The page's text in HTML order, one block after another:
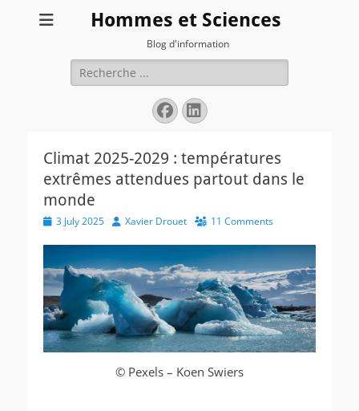
Hommes et Sciences
Blog d'information
Search
for:
Facebook
LinkedIn
Climat 2025-2029 : températures
extrêmes attendues partout dans le
monde
Posted3 July 2025 AuthorXavier Drouet 11 Comments
© Pexels – Koen Swiers